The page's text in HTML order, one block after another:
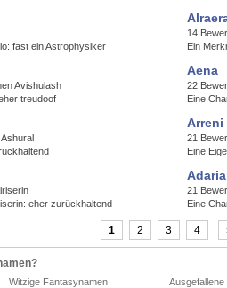
fast ein Astrophysiker
14
Ein
Avishulash
treudoof
Aena
22
Eine
Arreni
21
Eine
eher zurückhaltend
21
Eine
1 2 3 4
Witzige Fantasynamen